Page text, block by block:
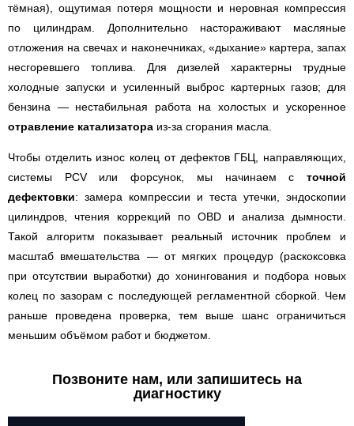
тёмная), ощутимая потеря мощности и неровная компрессия
по цилиндрам. Дополнительно настораживают масляные
отложения на свечах и наконечниках, «дыхание» картера, запах
несгоревшего топлива. Для дизелей характерны трудные
холодные запуски и усиленный выброс картерных газов; для
бензина — нестабильная работа на холостых и ускоренное
отравление катализатора из-за сгорания масла.
Чтобы отделить износ колец от дефектов ГБЦ, направляющих,
системы PCV или форсунок, мы начинаем с точной
дефектовки: замера компрессии и теста утечки, эндоскопии
цилиндров, чтения коррекций по OBD и анализа дымности.
Такой алгоритм показывает реальный источник проблем и
масштаб вмешательства — от мягких процедур (раскоксовка
при отсутствии выработки) до хонингования и подбора новых
колец по зазорам с последующей регламентной сборкой. Чем
раньше проведена проверка, тем выше шанс ограничиться
меньшим объёмом работ и бюджетом.
Позвоните нам, или запишитесь на
диагностику